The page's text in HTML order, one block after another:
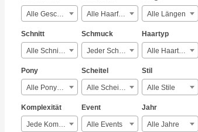
Alle Geschlechter Alle Haarfarben Alle Längen
Schnitt
Alle Schnitte
Schmuck
Jeder Schmuck
Haartyp
Alle Haartypen
Pony
Alle Ponyarten
Scheitel
Alle Scheitelarten
Stil
Alle Stile
Komplexität
Jede Komplexität
Event
Alle Events
Jahr
Alle Jahre